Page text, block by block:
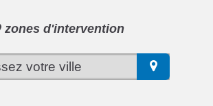
zones d'intervention